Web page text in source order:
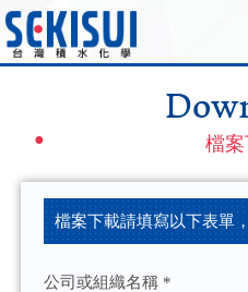
檔
檔案下載請填寫以下表單
公司或組織名稱 *